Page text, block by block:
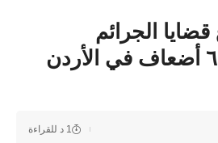
الجرائم
الإلكترونية نحو ٦ أضعاف في الأردن
1 د للقراءة